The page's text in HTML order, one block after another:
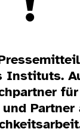
Instituts.
für
Partner